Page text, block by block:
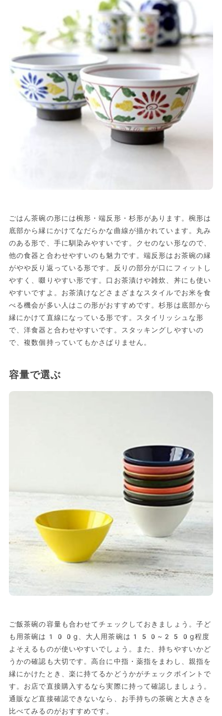
ごはん茶碗の形には椀形・端反形・杉形があります。椀形は
底部から縁にかけてなだらかな曲線が描かれています。丸み
のある形で、手に馴染みやすいです。クセのない形なので、
他の食器と合わせやすいのも魅力です。端反形はお茶碗の縁
がやや反り返っている形です。反りの部分が口にフィットし
やすく、啜りやすい形です。口お茶漬けや雑炊、丼にも使い
やすいですよ。お茶漬けなどさまざまなスタイルでお米を食
べる機会が多い人はこの形がおすすめです。杉形は底部から
縁にかけて直線になっている形です。スタイリッシュな形
で、洋食器と合わせやすいです。スタッキングしやすいの
で、複数個持っていてもかさばりません。
容量で選ぶ
ご飯茶碗の容量も合わせてチェックしておきましょう。子ど
も用茶碗は100g、大人用茶碗は150~250g程度
よそえるものが使いやすいでしょう。また、持ちやすいかど
うかの確認も大切です。高台に中指・薬指をまわし、親指を
縁にかけたとき、楽に持てるかどうかがチェックポイントで
す。お店で直接購入するなら実際に持って確認しましょう。
通販など直接確認できないなら、お手持ちの茶碗と大きさを
比べてみるのがおすすめです。